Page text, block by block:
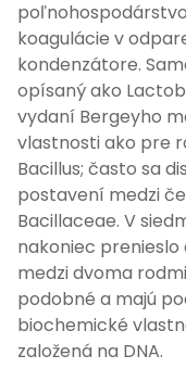
koagulácie v
kondenzátore.
opísaný ako
vydaní Bergeyho
vlastnosti ako pre
Bacillus; často sa
postavení medzi
Bacillaceae. V
nakoniec prenieslo
medzi dvoma
podobné a majú
biochemické
založená na DNA.